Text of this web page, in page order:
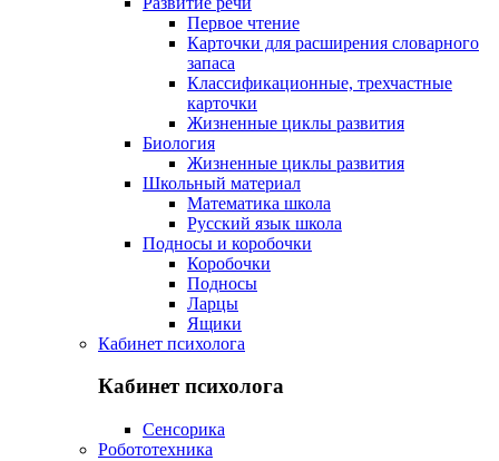
Первое чтение
Карточки для расширения словарного
запаса
Классификационные, трехчастные
карточки
Жизненные циклы развития
Биология
Жизненные циклы развития
Школьный материал
Математика школа
Русский язык школа
Подносы и коробочки
Коробочки
Подносы
Ларцы
Ящики
Кабинет психолога
Кабинет психолога
Сенсорика
Робототехника